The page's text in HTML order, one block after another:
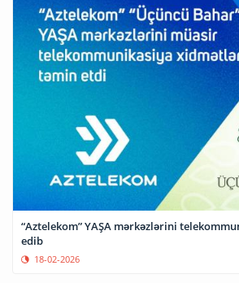
“Aztelekom” YAŞA mərkəzlərini
edib
18-02-2026